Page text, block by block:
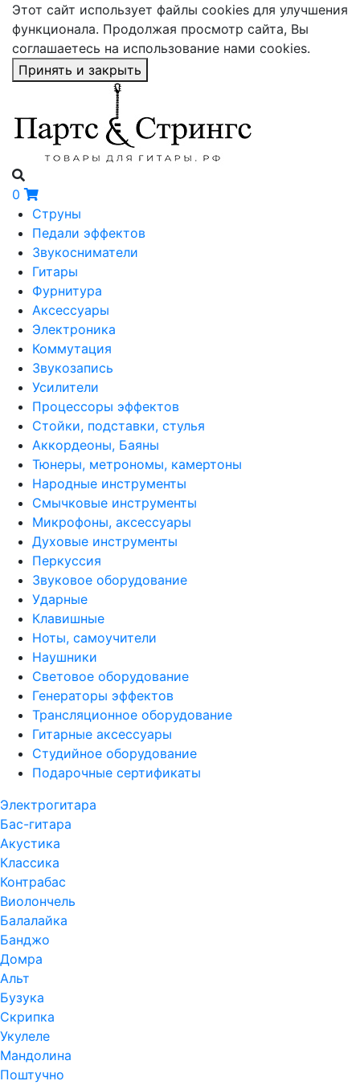
Этот сайт использует файлы cookies для улучшения
функционала. Продолжая просмотр сайта, Вы
соглашаетесь на использование нами cookies.
Принять и закрыть
0
Струны
Педали эффектов
Звукосниматели
Гитары
Фурнитура
Аксессуары
Электроника
Коммутация
Звукозапись
Усилители
Процессоры эффектов
Стойки, подставки, стулья
Аккордеоны, Баяны
Тюнеры, метрономы, камертоны
Народные инструменты
Смычковые инструменты
Микрофоны, аксессуары
Духовые инструменты
Перкуссия
Звуковое оборудование
Ударные
Клавишные
Ноты, самоучители
Наушники
Световое оборудование
Генераторы эффектов
Трансляционное оборудование
Гитарные аксессуары
Студийное оборудование
Подарочные сертификаты
Электрогитара
Бас-гитара
Акустика
Классика
Контрабас
Виолончель
Балалайка
Банджо
Домра
Альт
Бузука
Скрипка
Укулеле
Мандолина
Поштучно